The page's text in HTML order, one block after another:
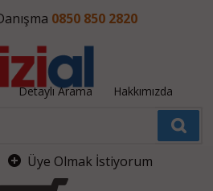
0850 850 2820
Detaylı Arama Hakkımızda
Üye Olmak İstiyorum